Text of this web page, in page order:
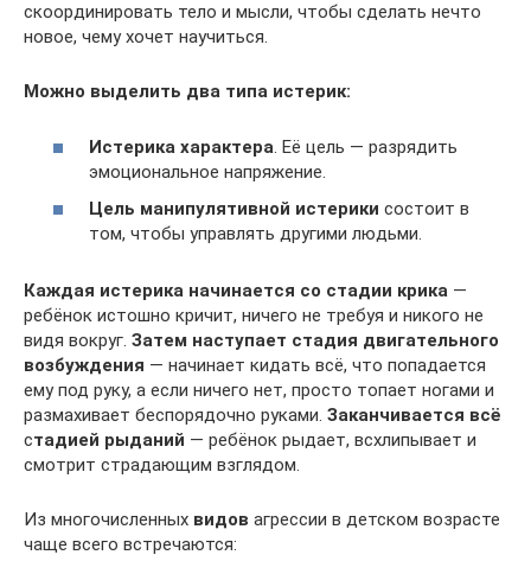
скоординировать тело и мысли, чтобы сделать нечто
новое, чему хочет научиться.
Можно выделить два типа истерик:
Истерика характера. Её цель — разрядить
эмоциональное напряжение.
Цель манипулятивной истерики состоит в
том, чтобы управлять другими людьми.
Каждая истерика начинается со стадии крика —
ребёнок истошно кричит, ничего не требуя и никого не
видя вокруг. Затем наступает стадия двигательного
возбуждения — начинает кидать всё, что попадается
ему под руку, а если ничего нет, просто топает ногами и
размахивает беспорядочно руками. Заканчивается всё
стадией рыданий — ребёнок рыдает, всхлипывает и
смотрит страдающим взглядом.
Из многочисленных видов агрессии в детском возрасте
чаще всего встречаются: